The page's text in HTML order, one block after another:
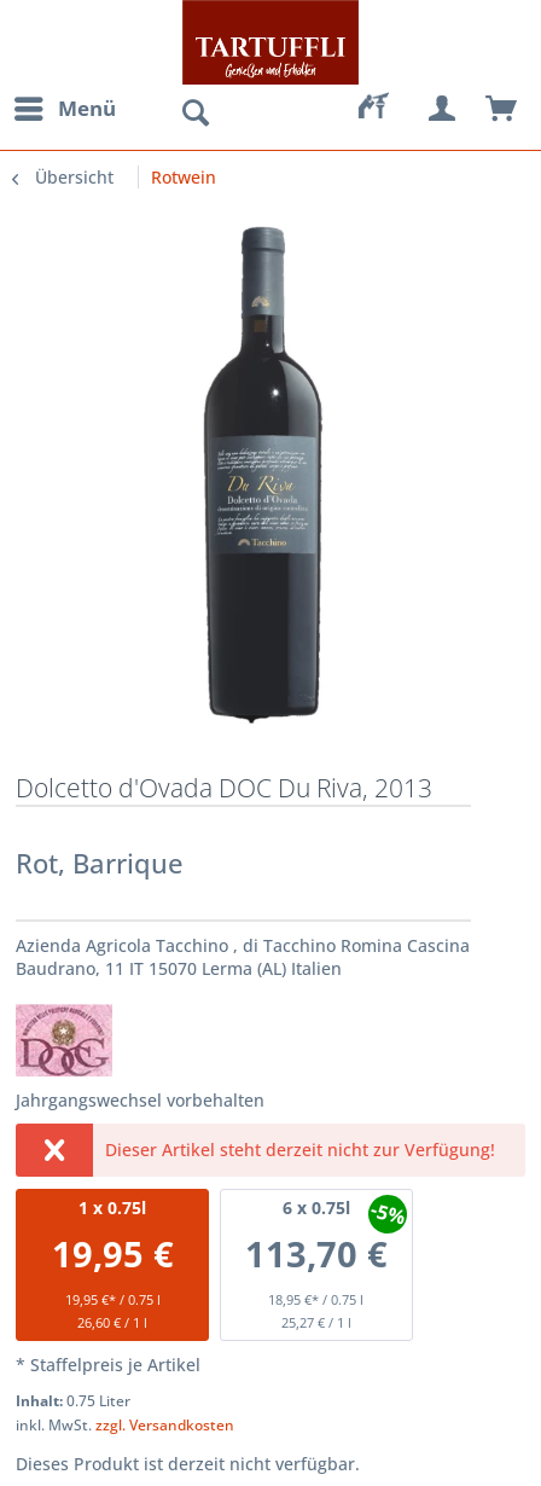
Menü
Übersicht Rotwein
Dolcetto d'Ovada DOC Du Riva, 2013
Rot, Barrique
Azienda Agricola Tacchino , di Tacchino Romina Cascina
Baudrano, 11 IT 15070 Lerma (AL) Italien
Jahrgangswechsel vorbehalten
Dieser Artikel steht derzeit nicht zur Verfügung!
1 x 0.75l
19,95 €
19,95 €* / 0.75 l
26,60 € / 1 l
6x 0.75l
113,70 €
18,95 €* / 0.75 l
-5%
25,27 € / 1 l
* Staffelpreis je Artikel
Inhalt:0.75 Liter
inkl. MwSt.zzgl. Versandkosten
Dieses Produkt ist derzeit nicht verfügbar.